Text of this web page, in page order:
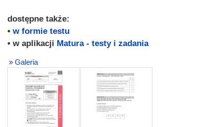
dostępne także:
• w formie testu
• w aplikacji Matura - testy i zadania
» Galeria